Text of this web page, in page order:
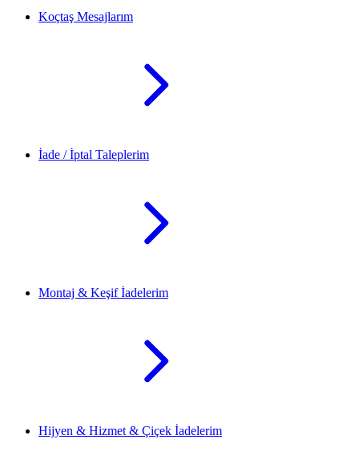
Koçtaş Mesajlarım
İade / İptal Taleplerim
Montaj & Keşif İadelerim
Hijyen & Hizmet & Çiçek İadelerim